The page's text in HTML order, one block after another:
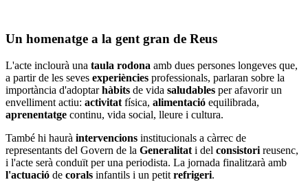
Un homenatge a la gent gran de Reus
L'acte inclourà una taula rodona amb dues persones longeves que,
a partir de les seves experiències professionals, parlaran sobre la
importància d'adoptarhàbits de vida saludables per afavorir un
envelliment actiu: activitat física, alimentació equilibrada,
aprenentatge continu, vida social, lleure i cultura.
També hi haurà intervencions institucionals a càrrec de
representants del Govern de la Generalitat i del consistori reusenc,
i l'acte serà conduït per una periodista. La jornada finalitzarà amb
l'actuació de corals infantils i un petit refrigeri.